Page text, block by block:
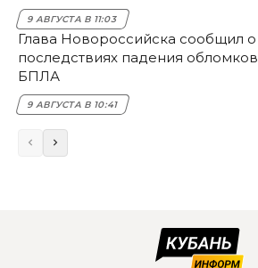
9 АВГУСТА В 11:03
Глава Новороссийска сообщил о
последствиях падения обломков
БПЛА
9 АВГУСТА В 10:41